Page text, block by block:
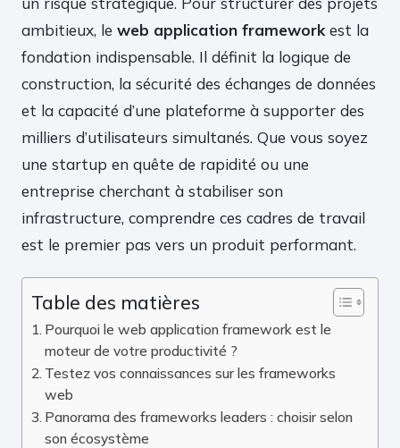
ambitieux, le web application framework est la
fondation indispensable. Il définit la logique de
construction, la sécurité des échanges de données
et la capacité d’une plateforme à supporter des
milliers d’utilisateurs simultanés. Que vous soyez
une startup en quête de rapidité ou une
entreprise cherchant à stabiliser son
infrastructure, comprendre ces cadres de travail
est le premier pas vers un produit performant.
Table des matières
Pourquoi le web application framework est le
moteur de votre productivité ?
Testez vos connaissances sur les frameworks
web
Panorama des frameworks leaders : choisir selon
son écosystème